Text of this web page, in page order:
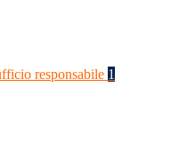
responsabile 1